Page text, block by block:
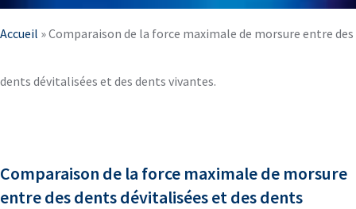
Accueil »Comparaison de la force maximale de morsure entre des
dents dévitalisées et des dents vivantes.
Comparaison de la force maximale de morsure
entre des dents dévitalisées et des dents